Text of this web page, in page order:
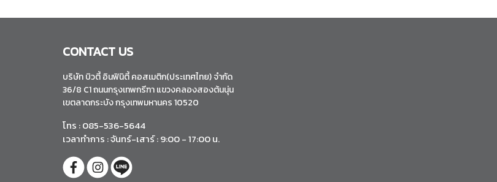
CONTACT US
บริษัท บิวตี้ อินฟินิตี้ คอสเมติก(ประเทศไทย) จำกัด
36/8 C1 ถนนกรุงเทพกรีฑา แขวงคลองสองต้นนุ่น
เขตลาดกระบัง กรุงเทพมหานคร 10520
โทร : 085-536-5644
เวลาทำการ : จันทร์-เสาร์ : 9:00 - 17:00 น.